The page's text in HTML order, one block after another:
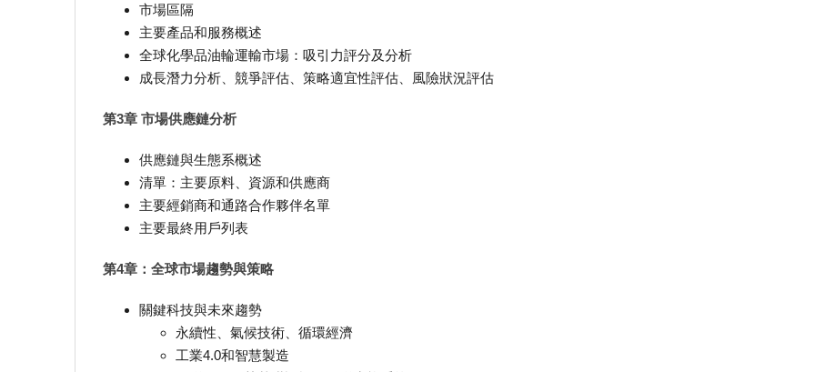
市場區隔
主要產品和服務概述
全球化學品油輪運輸市場：吸引力評分及分析
成長潛力分析、競爭評估、策略適宜性評估、風險狀況評估
第3章 市場供應鏈分析
供應鏈與生態系概述
清單：主要原料、資源和供應商
主要經銷商和通路合作夥伴名單
主要最終用戶列表
第4章：全球市場趨勢與策略
關鍵科技與未來趨勢
永續性、氣候技術、循環經濟
工業4.0和智慧製造